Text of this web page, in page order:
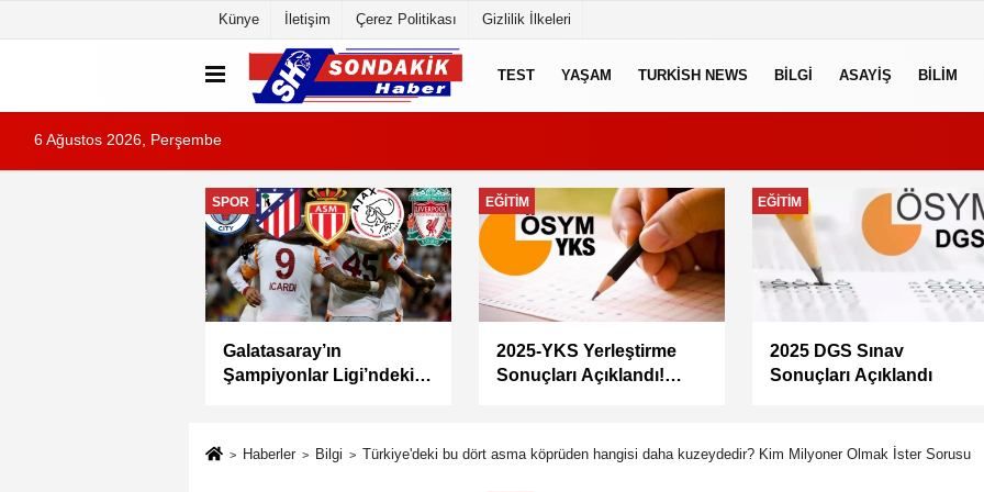
Künye İletişim Çerez Politikası Gizlilik İlkeleri
TEST YAŞAM TURKISH NEWS BILGI ASAYIŞ BILIM
6 Ağustos 2026, Perşembe
EĞITIM
Yabancı öğrenciler için
Türkçe öğretiminde yeni
EKONOMI
Memur maaşları artacak
mı? Memur-Sen Başkanı
önerisi
GÜNCEL
Doğacan Taşpınar neden
öldü, kimdir, evli mi?
kaybetti
Haberler Bilgi Türkiye'deki bu dört asma köprüden hangisi daha kuzeydedir? Kim Milyoner Olmak İster Sorusu